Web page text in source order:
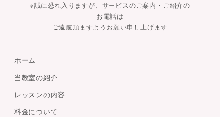
※誠に恐れ入りますが、サービスのご案内・ご紹介の
お電話は
ご遠慮頂ますようお願い申し上げます
ホーム
当教室の紹介
レッスンの内容
料金について